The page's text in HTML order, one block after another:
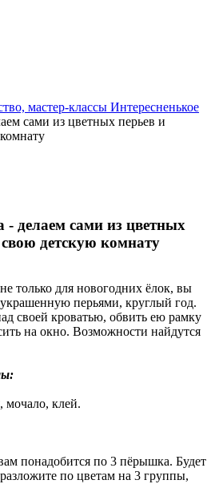
мастер-классы Интересненькое
сами из цветных перьев и
делаем сами из цветных
детскую комнату
только для новогодних ёлок, вы
перьями, круглый год.
своей кроватью, обвить ею рамку
на окно. Возможности найдутся
мочало, клей.
понадобится по 3 пёрышка. Будет
по цветам на 3 группы,